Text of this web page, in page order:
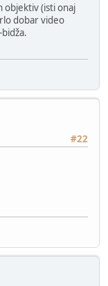
objektiv (isti onaj
dobar video
#22